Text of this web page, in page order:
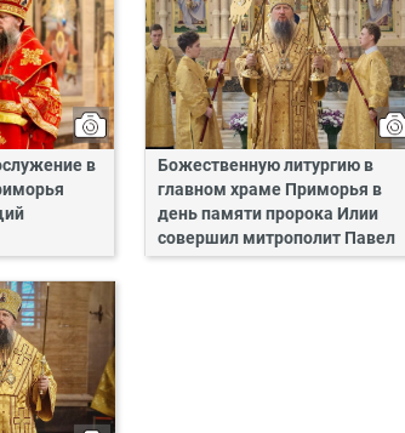
в
Божественную литургию в
главном храме Приморья в
день памяти пророка Илии
совершил митрополит Павел